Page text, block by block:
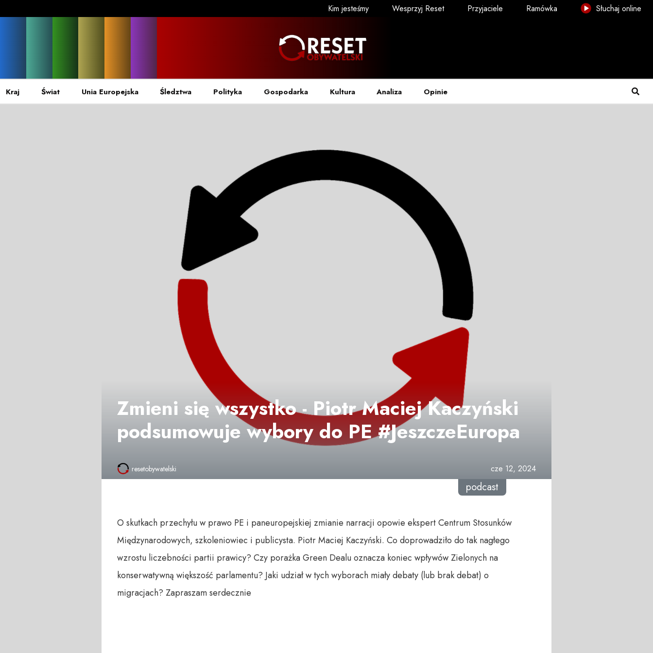
Kim jesteśmy Wesprzyj Reset Przyjaciele Ramówka Słuchaj online
Kraj Świat Unia Europejska Śledztwa Polityka Gospodarka Kultura Analiza Opinie
Zmieni się wszystko - Piotr Maciej Kaczyński
podsumowuje wybory do PE #JeszczeEuropa
resetobywatelski cze 12, 2024
podcast
O skutkach przechyłu w prawo PE i paneuropejskiej zmianie narracji opowie ekspert Centrum Stosunków
Międzynarodowych, szkoleniowiec i publicysta. Piotr Maciej Kaczyński. Co doprowadziło do tak nagłego
wzrostu liczebności partii prawicy? Czy porażka Green Dealu oznacza koniec wpływów Zielonych na
konserwatywną większość parlamentu? Jaki udział w tych wyborach miały debaty (lub brak debat) o
migracjach? Zapraszam serdecznie